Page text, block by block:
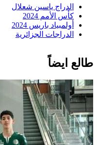
الدراج ياسين شعلال
كأس الأمم 2024
أولمبياد باريس 2024
الدراجات الجزائرية
طالع ايضاً